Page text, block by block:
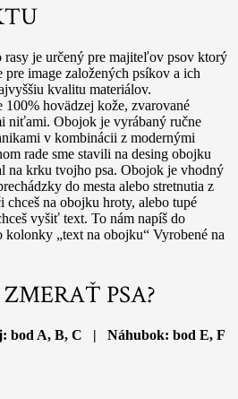
rasy je určený pre majiteľov psov ktorý
image založených psíkov a ich
kvalitu materiálov.
hovädzej kože, zvarované
niťami. Obojok je vyrábaný ručne
v kombinácii z modernými
rade sme stavili na desing obojku
na krku tvojho psa. Obojok je vhodný
do mesta alebo stretnutia z
na obojku hroty, alebo tupé
vyšiť text. To nám napíš do
kolonky „text na obojku“ Vyrobené na
PSA?
bod A, B, C | Náhubok: bod E, F